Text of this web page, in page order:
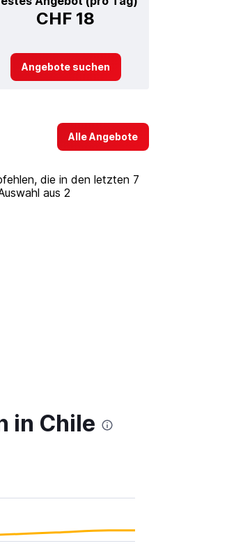
CHF 18
Angebote suchen
Alle Angebote
die in den letzten 7
aus 2
in Chile